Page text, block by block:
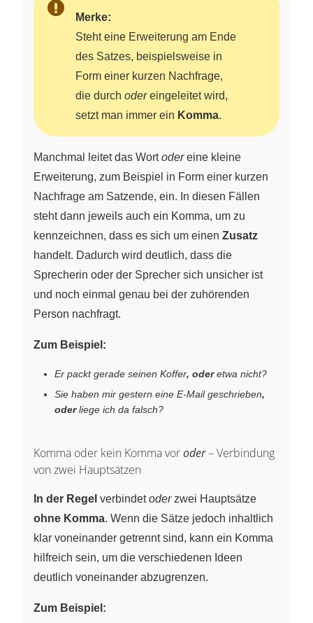
Merke:
Steht eine Erweiterung am Ende
des Satzes, beispielsweise in
Form einer kurzen Nachfrage,
die durch odereingeleitet wird,
setzt man immer ein Komma.
Manchmal leitet das Wortodereine kleine
Erweiterung, zum Beispiel in Form einer kurzen
Nachfrage am Satzende, ein. In diesen Fällen
steht dann jeweils auch ein Komma, um zu
kennzeichnen, dass es sich um einen Zusatz
handelt. Dadurch wird deutlich, dass die
Sprecherin oder der Sprecher sich unsicher ist
und noch einmal genau bei der zuhörenden
Person nachfragt.
Zum Beispiel:
Er packt gerade seinen Koffer, oderetwa nicht?
Sie haben mir gestern eine E-Mail geschrieben,
oderliege ich da falsch?
Komma oder kein Komma voroder– Verbindung
von zwei Hauptsätzen
In der Regel verbindetoderzwei Hauptsätze
ohne Komma. Wenn die Sätze jedoch inhaltlich
klar voneinander getrennt sind, kann ein Komma
hilfreich sein, um die verschiedenen Ideen
deutlich voneinander abzugrenzen.
Zum Beispiel: